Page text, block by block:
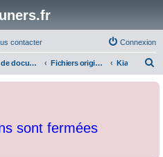
contacter Connexion
Librairie de documents et originaux Fichiers originaux Kia
sont fermées